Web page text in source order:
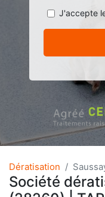
J'accepte
Dératisation
Société